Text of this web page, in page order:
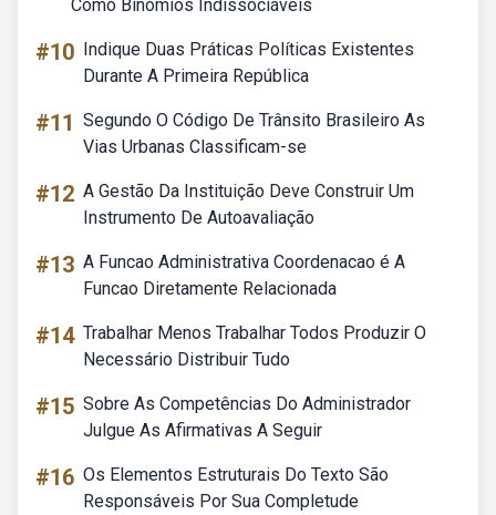
Como Binômios Indissociáveis
#10 Indique Duas Práticas Políticas Existentes
Durante A Primeira República
#11 Segundo O Código De Trânsito Brasileiro As
Vias Urbanas Classificam-se
#12 A Gestão Da Instituição Deve Construir Um
Instrumento De Autoavaliação
#13 A Funcao Administrativa Coordenacao é A
Funcao Diretamente Relacionada
#14 Trabalhar Menos Trabalhar Todos Produzir O
Necessário Distribuir Tudo
#15 Sobre As Competências Do Administrador
Julgue As Afirmativas A Seguir
#16 Os Elementos Estruturais Do Texto São
Responsáveis Por Sua Completude